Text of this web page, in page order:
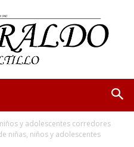
y adolescentes corredores
niñas, niños y adolescentes